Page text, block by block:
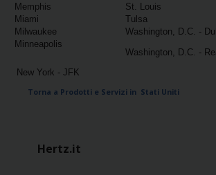
Customer
Service
Loyalty
Memphis
St. Louis
Miami
Tulsa
Milwaukee
Washington, D.C. -
Minneapolis
Washington, D.C. -
New York - JFK
Torna a Prodotti e Servizi in Stati Uniti
Hertz.it